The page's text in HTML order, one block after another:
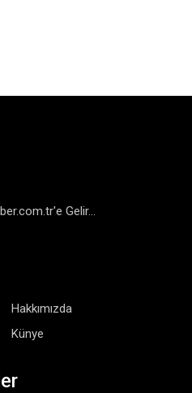
Gelir...
Hakkımızda
Künye